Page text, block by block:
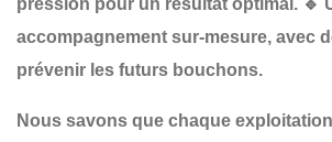
accompagnement sur-mesure, avec
prévenir les futurs bouchons.
Nous savons que chaque